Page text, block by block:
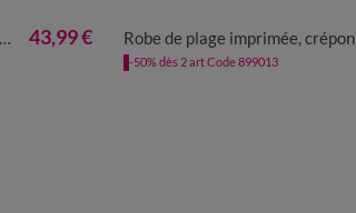
43,99 € Robe de plage imprimée, crépon
-50% dès 2 art Code 899013